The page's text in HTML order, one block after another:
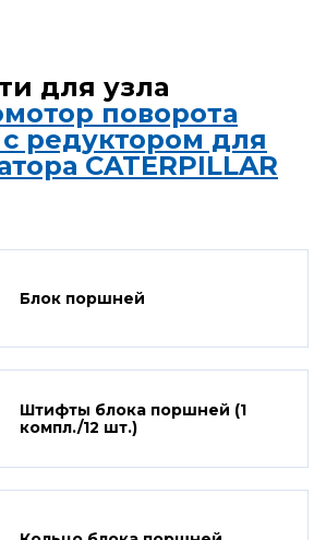
для узла
поворота
редуктором для
CATERPILLAR
Блок поршней
Штифты блока поршней (1
компл./12 шт.)